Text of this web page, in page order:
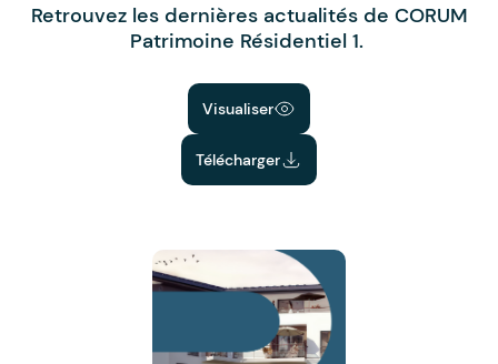
Retrouvez les dernières actualités de CORUM
Patrimoine Résidentiel 1.
Visualiser
Télécharger